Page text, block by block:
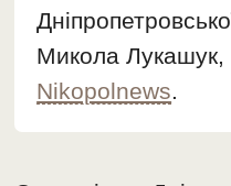
Микола Лукашук,
Nikopolnews.